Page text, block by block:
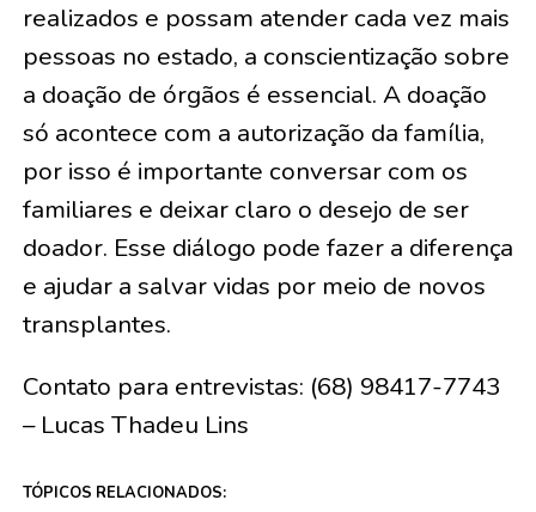
realizados e possam atender cada vez mais
pessoas no estado, a conscientização sobre
a doação de órgãos é essencial. A doação
só acontece com a autorização da família,
por isso é importante conversar com os
familiares e deixar claro o desejo de ser
doador. Esse diálogo pode fazer a diferença
e ajudar a salvar vidas por meio de novos
transplantes.
Contato para entrevistas: (68) 98417-7743
– Lucas Thadeu Lins
TÓPICOS RELACIONADOS: